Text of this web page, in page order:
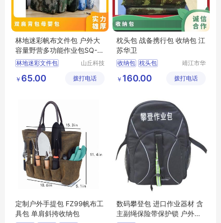
林地迷彩帆布文件包 户外大
容量野营多功能作业包SQ-5
型号
林地迷彩文件包
多功能作业包
作业包
山丘科技
有限公司
￥ 65.00 拨打电话
枕头包 战备携行包 收纳包 江
苏华卫
收纳包 枕头包
靖江市华
技有限公
￥ 160.00 拨打电话
定制户外手提包 FZ99帆布工
具包 单肩斜挎收纳包
数码攀登包 进口作业器材 含
主副绳保险带保护锁 户外救